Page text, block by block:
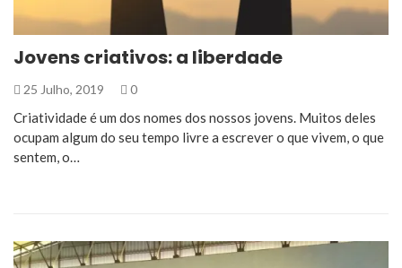
Jovens criativos: a liberdade
25 Julho, 2019 0
Criatividade é um dos nomes dos nossos jovens. Muitos deles
ocupam algum do seu tempo livre a escrever o que vivem, o que
sentem, o…